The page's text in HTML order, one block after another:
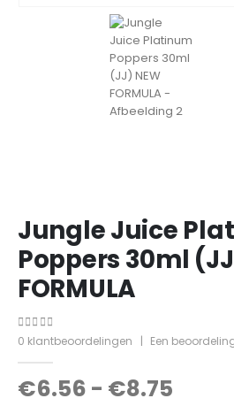
Jungle Juice
Poppers 30ml
FORMULA
0 out of 5
0 klantbeoordelingen Een
€6.56 - €8.75